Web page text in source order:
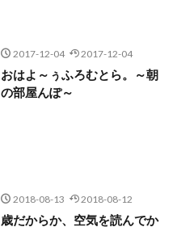
2017-12-04 2017-12-04
おはよ～ぅふろむとら。～朝
の部屋んぽ～
2018-08-13 2018-08-12
歳だからか、空気を読んでか